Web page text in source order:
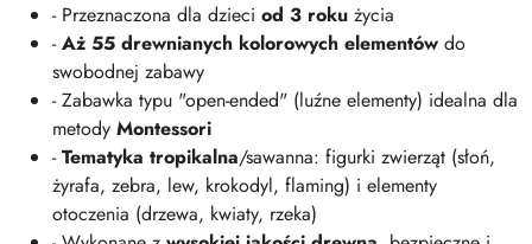
- Przeznaczona dla dzieci od 3 roku życia
-Aż 55 drewnianych kolorowych elementów do
swobodnej zabawy
- Zabawka typu "open-ended" (luźne elementy) idealna dla
metody Montessori
-Tematyka tropikalna/sawanna: figurki zwierząt (słoń,
żyrafa, zebra, lew, krokodyl, flaming) i elementy
otoczenia (drzewa, kwiaty, rzeka)